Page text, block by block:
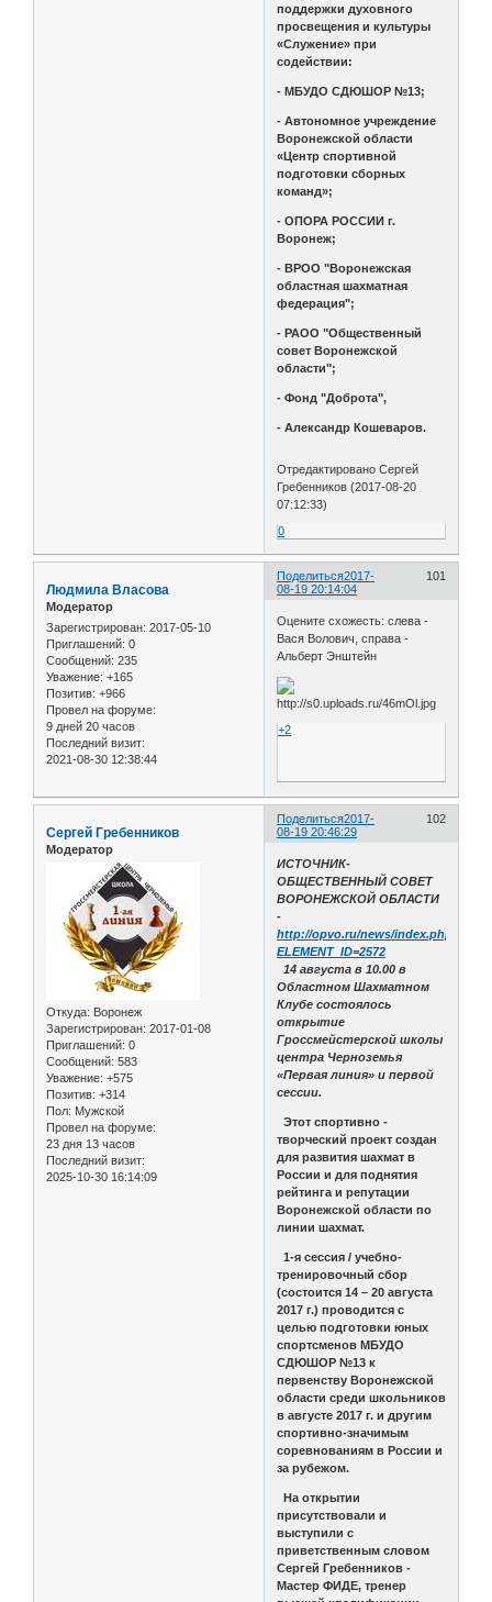
поддержки духовного
просвещения и культуры
«Служение» при
содействии:
- МБУДО СДЮШОР №13;
- Автономное учреждение
Воронежской области
«Центр спортивной
подготовки сборных
команд»;
- ОПОРА РОССИИ г.
Воронеж;
- ВРОО "Воронежская
областная шахматная
федерация";
- РАОО "Общественный
совет Воронежской
области";
- Фонд "Доброта",
- Александр Кошеваров.
Отредактировано Сергей
Гребенников (2017-08-20
07:12:33)
0
Поделиться 101
2017-
08-19 20:14:04
Людмила Власова
Модератор
Зарегистрирован: 2017-05-10
Приглашений: 0
Сообщений: 235
Уважение: +165
Позитив: +966
Провел на форуме:
9 дней 20 часов
Последний визит:
2021-08-30 12:38:44
Оцените схожесть: слева -
Вася Волович, справа -
Альберт Энштейн
+2
Поделиться 102
2017-
08-19 20:46:29
Сергей Гребенников
Модератор
Откуда: Воронеж
Зарегистрирован: 2017-01-08
Приглашений: 0
Сообщений: 583
Уважение: +575
Позитив: +314
Пол: Мужской
Провел на форуме:
23 дня 13 часов
Последний визит:
2025-10-30 16:14:09
ИСТОЧНИК-
ОБЩЕСТВЕННЫЙ СОВЕТ
ВОРОНЕЖСКОЙ ОБЛАСТИ
-
http://opvo.ru/news/index.php?
ELEMENT_ID=2572
14 августа в 10.00 в
Областном Шахматном
Клубе состоялось
открытие
Гроссмейстерской школы
центра Черноземья
«Первая линия» и первой
сессии.
Этот спортивно -
творческий проект создан
для развития шахмат в
России и для поднятия
рейтинга и репутации
Воронежской области по
линии шахмат.
1-я сессия / учебно-
тренировочный сбор
(состоится 14 – 20 августа
2017 г.) проводится с
целью подготовки юных
спортсменов МБУДО
СДЮШОР №13 к
первенству Воронежской
области среди школьников
в августе 2017 г. и другим
спортивно-значимым
соревнованиям в России и
за рубежом.
На открытии
присутствовали и
выступили с
приветственным словом
Сергей Гребенников -
Мастер ФИДЕ, тренер